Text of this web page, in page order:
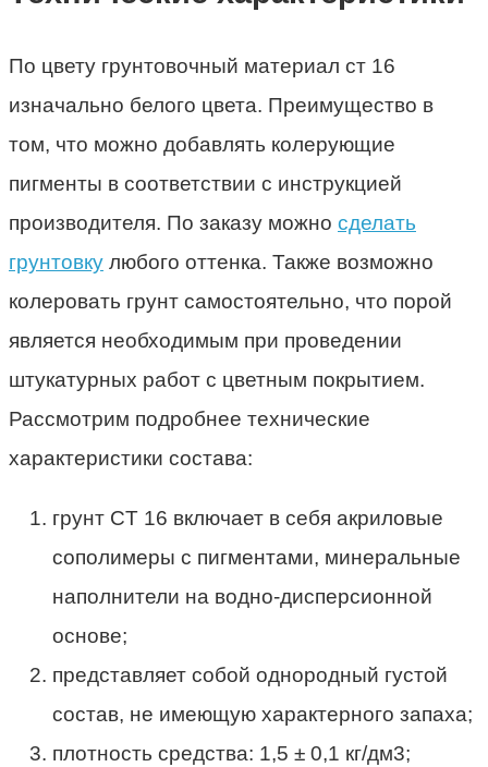
По цвету грунтовочный материал ст 16
изначально белого цвета. Преимущество в
том, что можно добавлять колерующие
пигменты в соответствии с инструкцией
производителя. По заказу можно сделать
грунтовку любого оттенка. Также возможно
колеровать грунт самостоятельно, что порой
является необходимым при проведении
штукатурных работ с цветным покрытием.
Рассмотрим подробнее технические
характеристики состава:
грунт CT 16 включает в себя акриловые
сополимеры с пигментами, минеральные
наполнители на водно-дисперсионной
основе;
представляет собой однородный густой
состав, не имеющую характерного запаха;
плотность средства: 1,5 ± 0,1 кг/дм3;